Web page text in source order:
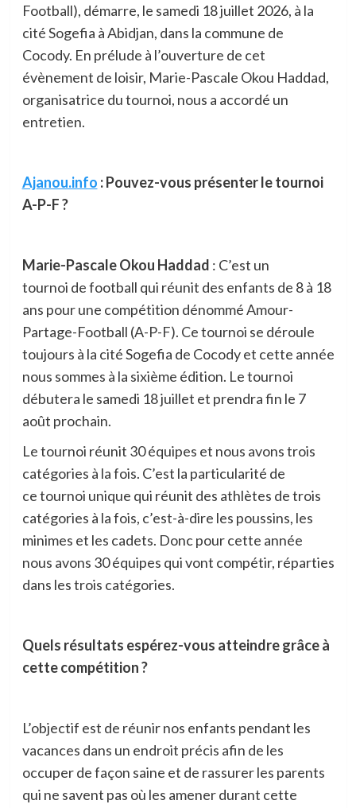
Football), démarre, le samedi 18 juillet 2026, à la
cité Sogefia à Abidjan, dans la commune de
Cocody. En prélude à l’ouverture de cet
évènement de loisir, Marie-Pascale Okou Haddad,
organisatrice du tournoi, nous a accordé un
entretien.
Ajanou.info : Pouvez-vous présenter le tournoi
A-P-F ?
Marie-Pascale Okou Haddad : C’est un
tournoi de football qui réunit des enfants de 8 à 18
ans pour une compétition dénommé Amour-
Partage-Football (A-P-F). Ce tournoi se déroule
toujours à la cité Sogefia de Cocody et cette année
nous sommes à la sixième édition. Le tournoi
débutera le samedi 18 juillet et prendra fin le 7
août prochain.
Le tournoi réunit 30 équipes et nous avons trois
catégories à la fois. C’est la particularité de
ce tournoi unique qui réunit des athlètes de trois
catégories à la fois, c’est-à-dire les poussins, les
minimes et les cadets. Donc pour cette année
nous avons 30 équipes qui vont compétir, réparties
dans les trois catégories.
Quels résultats espérez-vous atteindre grâce à
cette compétition ?
L’objectif est de réunir nos enfants pendant les
vacances dans un endroit précis afin de les
occuper de façon saine et de rassurer les parents
qui ne savent pas où les amener durant cette